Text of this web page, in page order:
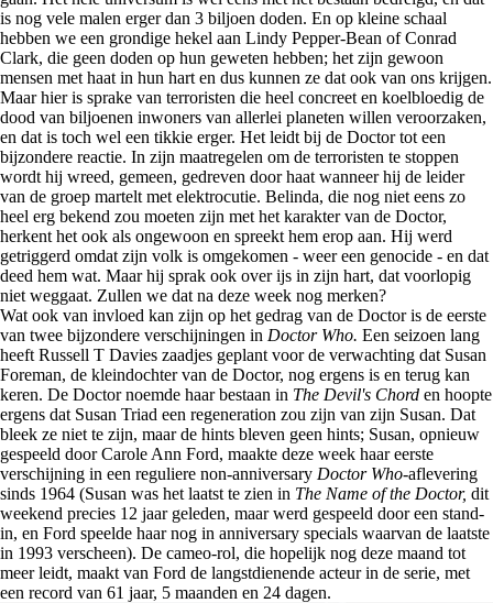
is nog vele malen erger dan 3 biljoen doden. En op kleine schaal
hebben we een grondige hekel aan Lindy Pepper-Bean of Conrad
Clark, die geen doden op hun geweten hebben; het zijn gewoon
mensen met haat in hun hart en dus kunnen ze dat ook van ons krijgen.
Maar hier is sprake van terroristen die heel concreet en koelbloedig de
dood van biljoenen inwoners van allerlei planeten willen veroorzaken,
en dat is toch wel een tikkie erger. Het leidt bij de Doctor tot een
bijzondere reactie. In zijn maatregelen om de terroristen te stoppen
wordt hij wreed, gemeen, gedreven door haat wanneer hij de leider
van de groep martelt met elektrocutie. Belinda, die nog niet eens zo
heel erg bekend zou moeten zijn met het karakter van de Doctor,
herkent het ook als ongewoon en spreekt hem erop aan. Hij werd
getriggerd omdat zijn volk is omgekomen - weer een genocide - en dat
deed hem wat. Maar hij sprak ook over ijs in zijn hart, dat voorlopig
niet weggaat. Zullen we dat na deze week nog merken?
Wat ook van invloed kan zijn op het gedrag van de Doctor is de eerste
van twee bijzondere verschijningen in Doctor Who. Een seizoen lang
heeft Russell T Davies zaadjes geplant voor de verwachting dat Susan
Foreman, de kleindochter van de Doctor, nog ergens is en terug kan
keren. De Doctor noemde haar bestaan in The Devil's Chord en hoopte
ergens dat Susan Triad een regeneration zou zijn van zijn Susan. Dat
bleek ze niet te zijn, maar de hints bleven geen hints; Susan, opnieuw
gespeeld door Carole Ann Ford, maakte deze week haar eerste
verschijning in een reguliere non-anniversary Doctor Who-aflevering
sinds 1964 (Susan was het laatst te zien in The Name of the Doctor, dit
weekend precies 12 jaar geleden, maar werd gespeeld door een stand-
in, en Ford speelde haar nog in anniversary specials waarvan de laatste
in 1993 verscheen). De cameo-rol, die hopelijk nog deze maand tot
meer leidt, maakt van Ford de langstdienende acteur in de serie, met
een record van 61 jaar, 5 maanden en 24 dagen.